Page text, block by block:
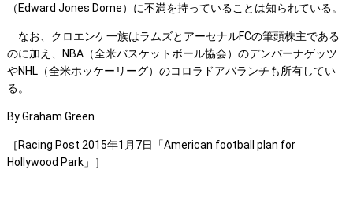
（Edward Jones Dome）に不満を持っていることは知られている。
なお、クロエンケ一族はラムズとアーセナルFCの筆頭株主である
のに加え、NBA（全米バスケットボール協会）のデンバーナゲッツ
やNHL（全米ホッケーリーグ）のコロラドアバランチも所有してい
る。
By Graham Green
［Racing Post 2015年1月7日「American football plan for
Hollywood Park」］